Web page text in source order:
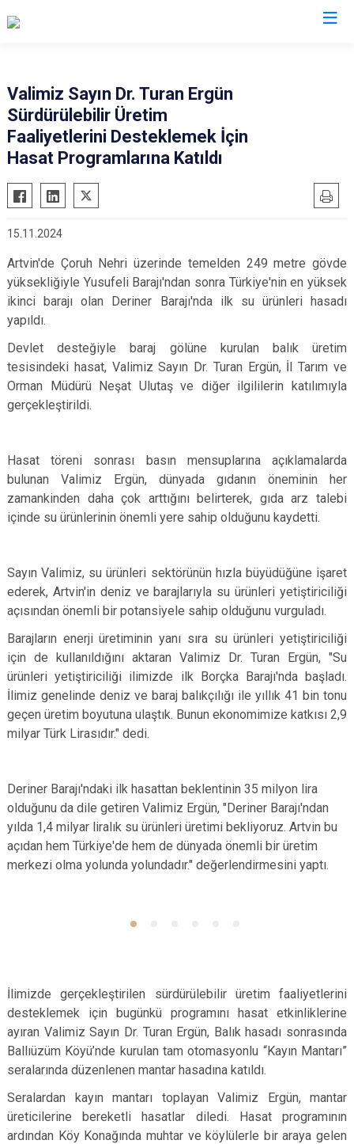
Valimiz Sayın Dr. Turan Ergün
Sürdürülebilir Üretim
Faaliyetlerini Desteklemek İçin
Hasat Programlarına Katıldı
15.11.2024
Artvin'de Çoruh Nehri üzerinde temelden 249 metre gövde
yüksekliğiyle Yusufeli Barajı'ndan sonra Türkiye'nin en yüksek
ikinci barajı olan Deriner Barajı'nda ilk su ürünleri hasadı
yapıldı.
Devlet desteğiyle baraj gölüne kurulan balık üretim
tesisindeki hasat, Valimiz Sayın Dr. Turan Ergün, İl Tarım ve
Orman Müdürü Neşat Ulutaş ve diğer ilgililerin katılımıyla
gerçekleştirildi.
Hasat töreni sonrası basın mensuplarına açıklamalarda
bulunan Valimiz Ergün, dünyada gıdanın öneminin her
zamankinden daha çok arttığını belirterek, gıda arz talebi
içinde su ürünlerinin önemli yere sahip olduğunu kaydetti.
Sayın Valimiz, su ürünleri sektörünün hızla büyüdüğüne işaret
ederek, Artvin'in deniz ve barajlarıyla su ürünleri yetiştiriciliği
açısından önemli bir potansiyele sahip olduğunu vurguladı.
Barajların enerji üretiminin yanı sıra su ürünleri yetiştiriciliği
için de kullanıldığını aktaran Valimiz Dr. Turan Ergün, "Su
ürünleri yetiştiriciliği ilimizde ilk Borçka Barajı'nda başladı.
İlimiz genelinde deniz ve baraj balıkçılığı ile yıllık 41 bin tonu
geçen üretim boyutuna ulaştık. Bunun ekonomimize katkısı 2,9
milyar Türk Lirasıdır." dedi.
Deriner Barajı'ndaki ilk hasattan beklentinin 35 milyon lira
olduğunu da dile getiren Valimiz Ergün, "Deriner Barajı'ndan
yılda 1,4 milyar liralık su ürünleri üretimi bekliyoruz. Artvin bu
açıdan hem Türkiye'de hem de dünyada önemli bir üretim
merkezi olma yolunda yolundadır." değerlendirmesini yaptı.
İlimizde gerçekleştirilen sürdürülebilir üretim faaliyetlerini
desteklemek için bugünkü programını hasat etkinliklerine
ayıran Valimiz Sayın Dr. Turan Ergün, Balık hasadı sonrasında
Ballıüzüm Köyü’nde kurulan tam otomasyonlu “Kayın Mantarı”
seralarında düzenlenen mantar hasadına katıldı.
Seralardan kayın mantarı toplayan Valimiz Ergün, mantar
üreticilerine bereketli hasatlar diledi. Hasat programının
ardından Köy Konağında muhtar ve köylülerle bir araya gelen